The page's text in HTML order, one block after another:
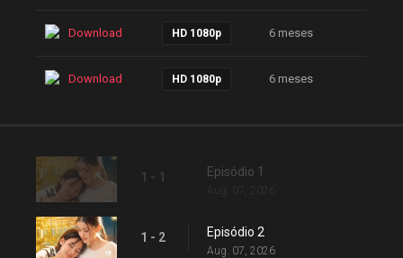
Download HD 1080p 6 meses
Download HD 1080p 6 meses
1 - 1 Episódio 1
1 - 2 Episódio 2
Aug. 07, 2026